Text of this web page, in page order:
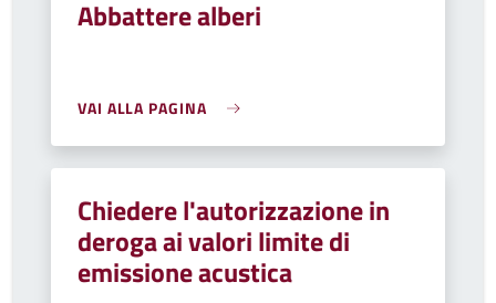
Abbattere alberi
VAI ALLA PAGINA
Chiedere l'autorizzazione in
deroga ai valori limite di
emissione acustica